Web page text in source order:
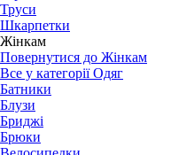
Труси
Шкарпетки
Жінкам
Повернутися до Жінкам
Все у категорії Одяг
Батники
Блузи
Бриджі
Брюки